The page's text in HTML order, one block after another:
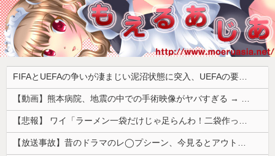
FIFAとUEFAの争いが凄まじい泥沼状態に突入、UEFAの要求を呑んだFIFAだったがUEFA側は強硬姿勢を崩さず……
【動画】熊本病院、地震の中での手術映像がヤバすぎる → 医療機器が飛び交う激震の中で患者を全身で庇う医師らの咄嗟の行動に世界中から絶賛の嵐
【悲報】 ワイ「ラーメン一袋だけじゃ足らんわ！二袋作ったろ！」→結果ｗｗｗ
【放送事故】昔のドラマのレ◯プシーン、今見るとアウトすぎる・・・